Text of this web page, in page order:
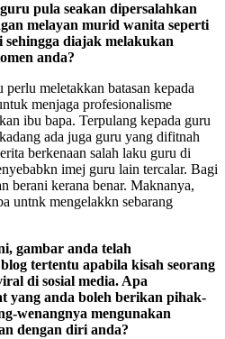
pula seakan dipersalahkan
melayan murid wanita seperti
diajak melakukan
anda?
perlu meletakkan batasan kepada
menjaga profesionalisme
ibu bapa. Terpulang kepada guru
ada juga guru yang difitnah
berkenaan salah laku guru di
imej guru lain tercalar. Bagi
berani kerana benar. Maknanya,
untnk mengelakkn sebarang
gambar anda telah
tertentu apabila kisah seorang
di sosial media. Apa
yang anda boleh berikan pihak-
wenangnya mengunakan
dengan diri anda?